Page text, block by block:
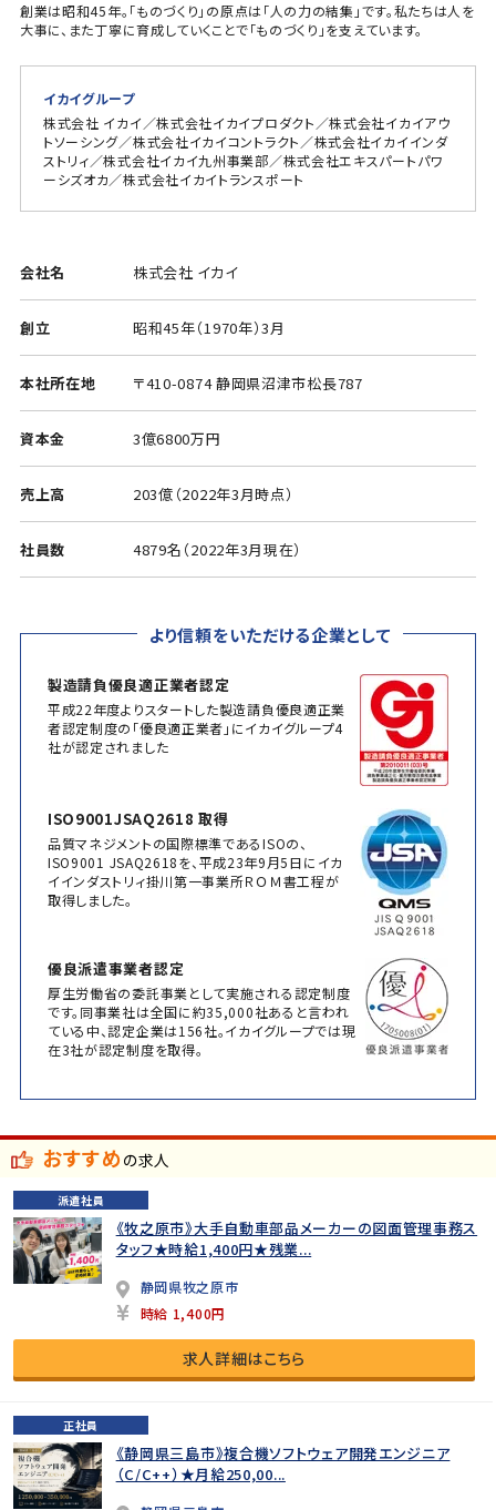
創業は昭和45年。「ものづくり」の原点は「人の力の結集」です。私たちは人を
大事に、また丁寧に育成していくことで「ものづくり」を支えています。
イカイグループ
株式会社 イカイ／株式会社イカイプロダクト／株式会社イカイアウ
トソーシング／株式会社イカイコントラクト／株式会社イカイインダ
ストリィ／株式会社イカイ九州事業部／株式会社エキスパートパワ
ーシズオカ／株式会社イカイトランスポート
会社名 株式会社 イカイ
創立 昭和45年（1970年）3月
本社所在地 〒410-0874 静岡県沼津市松長787
資本金 3億6800万円
売上高 203億（2022年3月時点）
社員数 4879名（2022年3月現在）
より信頼をいただける企業として
製造請負優良適正業者認定
平成22年度よりスタートした製造請負優良適正業
者認定制度の「優良適正業者」にイカイグループ4
社が認定されました
ISO9001JSAQ2618 取得
品質マネジメントの国際標準であるISOの、
ISO9001 JSAQ2618を、平成23年9月5日にイカ
イインダストリィ掛川第一事業所ＲＯＭ書工程が
取得しました。
優良派遣事業者認定
厚生労働省の委託事業として実施される認定制度
です。同事業社は全国に約35,000社あると言われ
ている中、認定企業は156社。イカイグループでは現
在3社が認定制度を取得。
おすすめの求人
派遣社員
《牧之原市》大手自動車部品メーカーの図面管理事務ス
タッフ★時給1,400円★残業...
静岡県牧之原市
時給 1,400円
求人詳細はこちら
正社員
《静岡県三島市》複合機ソフトウェア開発エンジニア
（C/C++）★月給250,00...